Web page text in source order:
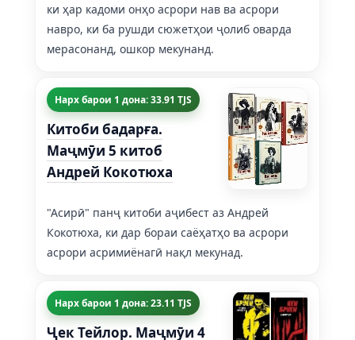
ки ҳар кадоми онҳо асрори нав ва асрори
навро, ки ба рушди сюжетҳои ҷолиб оварда
мерасонанд, ошкор мекунанд.
Нарх барои 1 дона: 33.91 TJS
Китоби бадарға.
Маҷмӯи 5 китоб
Андрей Кокотюха
"Асирӣ" панҷ китоби аҷибест аз Андрей
Кокотюха, ки дар бораи саёҳатҳо ва асрори
асрори асримиёнагӣ нақл мекунад.
Нарх барои 1 дона: 23.11 TJS
Ҷек Тейлор. Маҷмӯи 4